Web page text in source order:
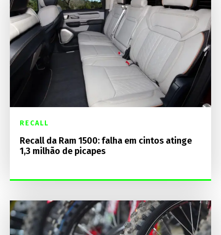
RECALL
Recall da Ram 1500: falha em cintos atinge
1,3 milhão de picapes